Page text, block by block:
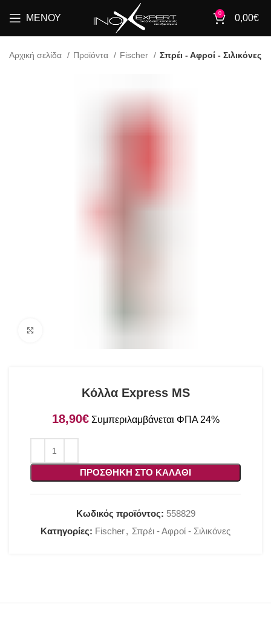
ΜΕΝΟΎ 0 0,00€
Αρχική σελίδα Προϊόντα Fischer Σπρέι - Αφροί - Σιλικόνες
Κόλλα Express MS
€
ΠΡΟΣΘΉΚΗ ΣΤΟ ΚΑΛΆΘΙ
Κωδικός προϊόντος: 558829
Κατηγορίες: Fischer, Σπρέι - Αφροί - Σιλικόνες